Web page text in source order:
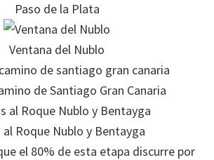
Paso de la Plata
Ventana del Nublo
de Santiago Gran Canaria
al Roque Nublo y Bentayga
el 80% de esta etapa discurre por